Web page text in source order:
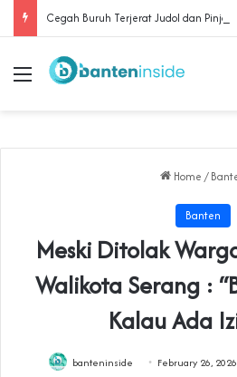
Menu
Home /
Banten
Meski Ditolak
Walikota Serang :
Kalau Ada
banteninside February 26, 2026